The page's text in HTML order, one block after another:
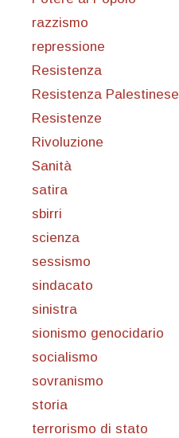
razzismo
repressione
Resistenza
Resistenza Palestinese
Resistenze
Rivoluzione
Sanità
satira
sbirri
scienza
sessismo
sindacato
sinistra
sionismo genocidario
socialismo
sovranismo
storia
terrorismo di stato